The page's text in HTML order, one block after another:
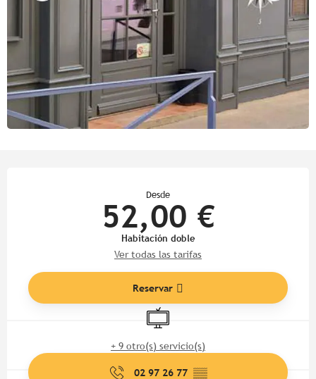
Desde
52,00 €
Habitación doble
Ver todas las tarifas
Reservar
Televisión
+ 9 otro(s) servicio(s)
02 97 26 77 ▒▒